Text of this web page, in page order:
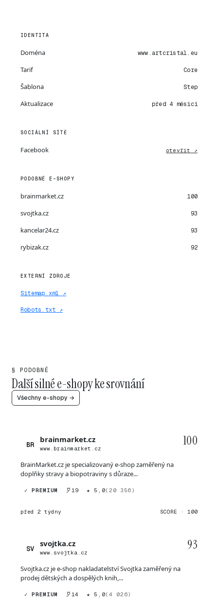
IDENTITA
Doména www.artcristal.eu
Tarif Core
Šablona Step
Aktualizace před 4 měsíci
SOCIÁLNÍ SÍTĚ
Facebook otevřít ↗
PODOBNÉ E-SHOPY
brainmarket.cz 100
svojtka.cz 93
kancelar24.cz 93
rybizak.cz 92
EXTERNÍ ZDROJE
Sitemap.xml ↗
Robots.txt ↗
§ PODOBNÉ
Další silné e-shopy ke srovnání
Všechny e-shopy →
BR
brainmarket.cz
www.brainmarket.cz
100
BrainMarket.cz je specializovaný e-shop zaměřený na
doplňky stravy a biopotraviny s důraze...
✓ PREMIUM 19 ★ 5,0(20 356)
před 2 týdny SCORE · 100
SV
svojtka.cz
www.svojtka.cz
93
Svojtka.cz je e-shop nakladatelství Svojtka zaměřený na
prodej dětských a dospělých knih,...
✓ PREMIUM 14 ★ 5,0(4 026)